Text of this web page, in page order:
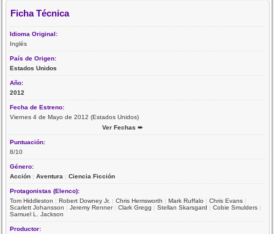
Ficha Técnica
Idioma Original:
Inglés
País de Origen:
Estados Unidos
Año:
2012
Fecha de Estreno:
Viernes 4 de Mayo de 2012 (Estados Unidos)
Ver Fechas ➨
Puntuación:
8/10
Género:
Acción |Aventura |Ciencia Ficción
Protagonistas (Elenco):
Tom Hiddleston |Robert Downey Jr. |Chris Hemsworth |Mark Ruffalo |Chris Evans |
Scarlett Johansson |Jeremy Renner|Clark Gregg |Stellan Skarsgard |Cobie Smulders |
Samuel L. Jackson
Productor: